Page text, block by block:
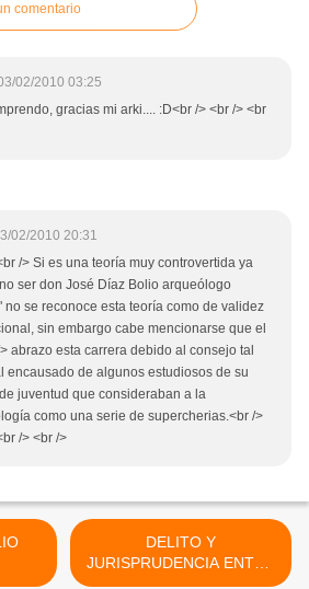
comentario
02/2010 03:25
gracias mi arki.... :D<br /> <br /> <br
02/2010 20:31
/> Si es una teoría muy controvertida ya
ser don José Díaz Bolio arqueólogo
no se reconoce esta teoría como de validez
sin embargo cabe mencionarse que el
abrazo esta carrera debido al consejo tal
encausado de algunos estudiosos de su
juventud que consideraban a la
como una serie de supercherias.<br />
/> <br />
DELITO Y
JURISPRUDENCIA ENTRE
LOS MAYAS (parte 3) >